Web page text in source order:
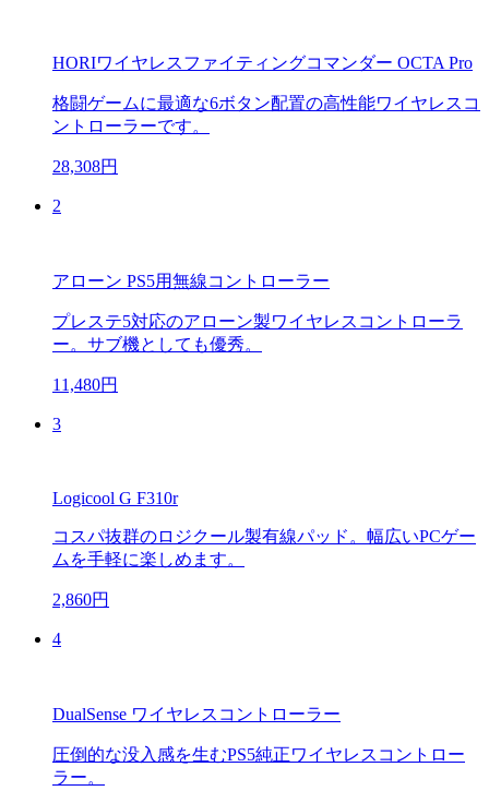
HORIワイヤレスファイティングコマンダー OCTA Pro
格闘ゲームに最適な6ボタン配置の高性能ワイヤレスコ
ントローラーです。
28,308円
2
アローン PS5用無線コントローラー
プレステ5対応のアローン製ワイヤレスコントローラ
ー。サブ機としても優秀。
11,480円
3
Logicool G F310r
コスパ抜群のロジクール製有線パッド。幅広いPCゲー
ムを手軽に楽しめます。
2,860円
4
DualSense ワイヤレスコントローラー
圧倒的な没入感を生むPS5純正ワイヤレスコントロー
ラー。